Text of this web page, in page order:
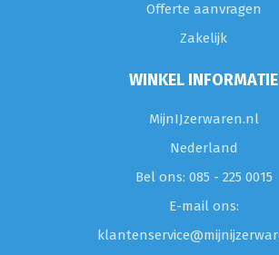
Offerte aanvragen
Zakelijk
WINKEL INFORMATIE
MijnIJzerwaren.nl
Nederland
Bel ons: 085 - 225 0015
E-mail ons: